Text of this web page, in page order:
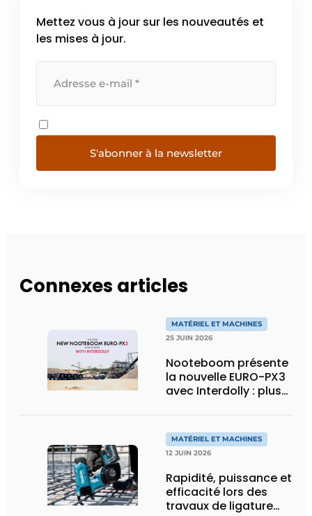
Mettez vous à jour sur les nouveautés et
les mises à jour.
S'abonner à la newsletter
Connexes articles
MATÉRIEL ET MACHINES
25 JUIN 2026
Nooteboom présente
la nouvelle EURO-PX3
avec Interdolly : plus
transport spécial
MATÉRIEL ET MACHINES
12 JUIN 2026
Rapidité, puissance et
efficacité lors des
travaux de ligature